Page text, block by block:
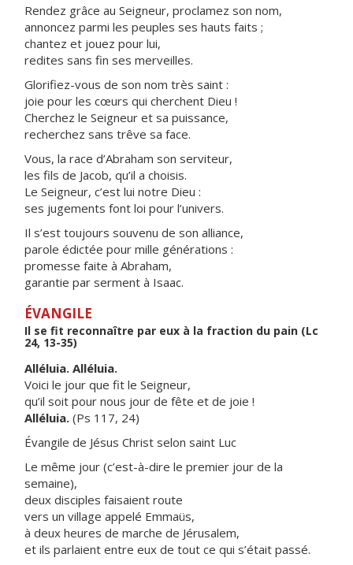
Rendez grâce au Seigneur, proclamez son nom,
annoncez parmi les peuples ses hauts faits ;
chantez et jouez pour lui,
redites sans fin ses merveilles.
Glorifiez-vous de son nom très saint :
joie pour les cœurs qui cherchent Dieu !
Cherchez le Seigneur et sa puissance,
recherchez sans trêve sa face.
Vous, la race d’Abraham son serviteur,
les fils de Jacob, qu’il a choisis.
Le Seigneur, c’est lui notre Dieu :
ses jugements font loi pour l’univers.
Il s’est toujours souvenu de son alliance,
parole édictée pour mille générations :
promesse faite à Abraham,
garantie par serment à Isaac.
ÉVANGILE
Il se fit reconnaître par eux à la fraction du pain (Lc
24, 13-35)
Alléluia. Alléluia.
Voici le jour que fit le Seigneur,
qu’il soit pour nous jour de fête et de joie !
Alléluia. (Ps 117, 24)
Évangile de Jésus Christ selon saint Luc
Le même jour (c’est-à-dire le premier jour de la
semaine),
deux disciples faisaient route
vers un village appelé Emmaüs,
à deux heures de marche de Jérusalem,
et ils parlaient entre eux de tout ce qui s’était passé.